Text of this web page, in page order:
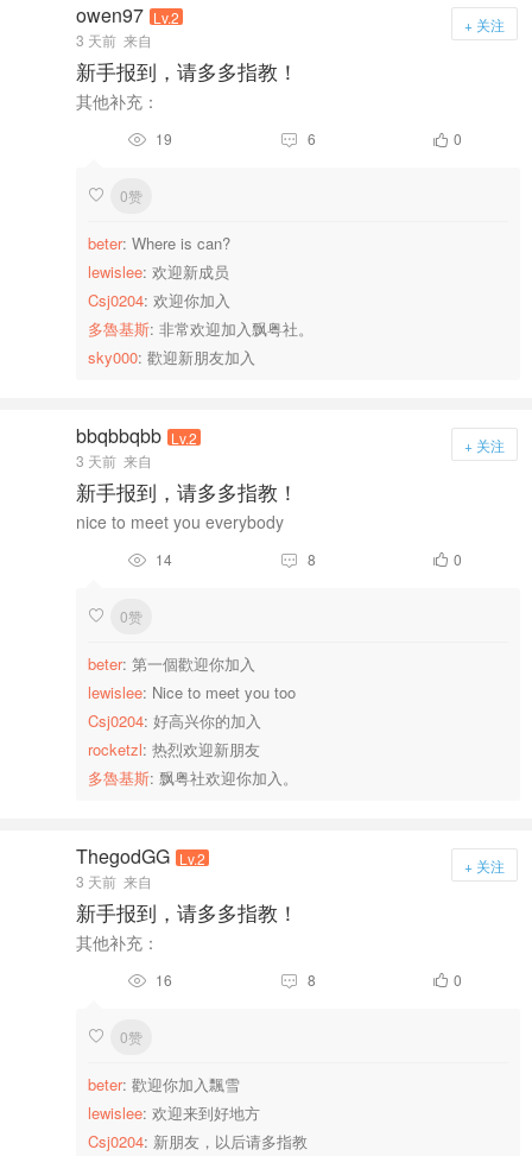
owen97 Lv.2
3 天前 来自
+ 关注
新手报到，请多多指教！
其他补充：
 19  6  0
 0赞
beter: Where is can?
lewislee: 欢迎新成员
Csj0204: 欢迎你加入
多魯基斯: 非常欢迎加入飘粤社。
sky000: 歡迎新朋友加入
bbqbbqbb Lv.2
3 天前 来自
+ 关注
新手报到，请多多指教！
nice to meet you everybody
 14  8  0
 0赞
beter: 第一個歡迎你加入
lewislee: Nice to meet you too
Csj0204: 好高兴你的加入
rocketzl: 热烈欢迎新朋友
多魯基斯: 飘粤社欢迎你加入。
ThegodGG Lv.2
3 天前 来自
+ 关注
新手报到，请多多指教！
其他补充：
 16  8  0
 0赞
beter: 歡迎你加入飄雪
lewislee: 欢迎来到好地方
Csj0204: 新朋友，以后请多指教